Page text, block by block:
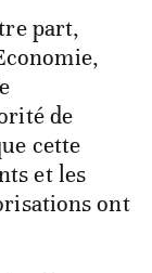
part,
de
cette
et les
ont